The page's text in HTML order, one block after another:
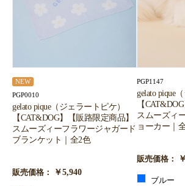
NEW
PGP0010
gelato pique（ジェラートピケ）
【CAT&DOG】【販路限定商品】
スムーズィーフラワージャガード
ブランケット｜全2色
販売価格： ￥5,940
PGP1147
gelato pique
【
スムーズィ
ョーカー｜
販売価格：
ブルー